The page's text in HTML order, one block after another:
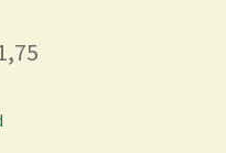
Prijsklasse: